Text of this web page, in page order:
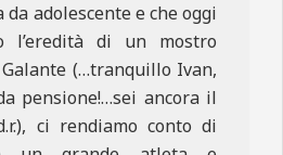
adolescente e che oggi
l’eredità di un mostro
(…tranquillo Ivan,
pensione!…sei ancora il
ci rendiamo conto di